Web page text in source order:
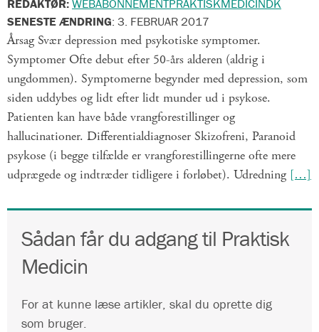
REDAKTØR:WEBABONNEMENTPRAKTISKMEDICINDK
SENESTE ÆNDRING: 3. FEBRUAR 2017
Årsag Svær depression med psykotiske symptomer.
Symptomer Ofte debut efter 50-års alderen (aldrig i
ungdommen). Symptomerne begynder med depression, som
siden uddybes og lidt efter lidt munder ud i psykose.
Patienten kan have både vrangforestillinger og
hallucinationer. Differentialdiagnoser Skizofreni, Paranoid
psykose (i begge tilfælde er vrangforestillingerne ofte mere
udprægede og indtræder tidligere i forløbet). Udredning […]
Sådan får du adgang til Praktisk
Medicin
For at kunne læse artikler, skal du oprette dig
som bruger.